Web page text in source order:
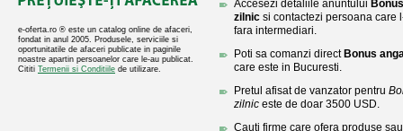
e-oferta.ro ® este un catalog online de afaceri,
fondat in anul 2005. Produsele, serviciile si
oportunitatile de afaceri publicate in paginile
noastre apartin persoanelor care le-au publicat.
Cititi Termenii si Conditiile de utilizare.
Accesezi detaliile anuntului
zilnic si contactezi persoana care
fara intermediari.
Poti sa comanzi direct Bonus
care este in Bucuresti.
Pretul afisat de vanzator pentru
zilnic este de doar 3500 USD.
Cauti firme care ofera produse